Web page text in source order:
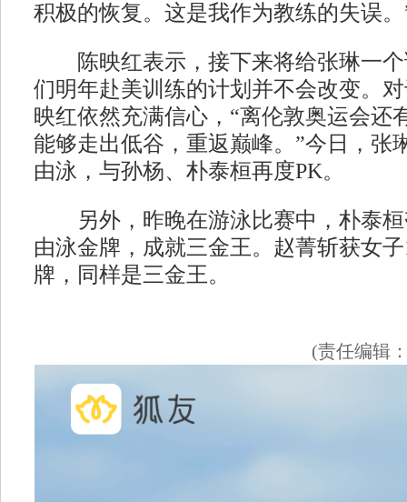
积极的恢复。这是我作为教练的失误。
陈映红表示，接下来将给张琳一个
们明年赴美训练的计划并不会改变。
映红依然充满信心，“离伦敦奥运会还
能够走出低谷，重返巅峰。”今日，张
由泳，与孙杨、朴泰桓再度PK。
另外，昨晚在游泳比赛中，朴泰桓
由泳金牌，成就三金王。赵菁斩获女
牌，同样是三金王。
(责任编辑